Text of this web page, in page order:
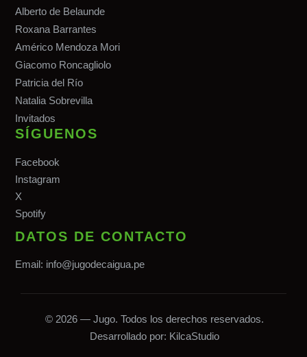
Alberto de Belaunde
Roxana Barrantes
Américo Mendoza Mori
Giacomo Roncagliolo
Patricia del Río
Natalia Sobrevilla
Invitados
SÍGUENOS
Facebook
Instagram
X
Spotify
DATOS DE CONTACTO
Email: info@jugodecaigua.pe
© 2026 — Jugo. Todos los derechos reservados.
Desarrollado por: KilcaStudio